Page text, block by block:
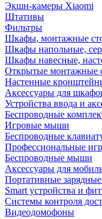
Экшн-камеры Xiaomi
Штативы
Фильтры
Шкафы, монтажные
Шкафы напольные,
Шкафы навесные,
Открытые монтажные
Настенные
Аксессуары для
Устройства ввода и
Беспроводные
Игровые мыши
Беспроводные
Профессиональные
Беспроводные мыши
Аксессуары для
Портативные зарядные
Smart устройства и
Системы контроля
Видеодомофоны